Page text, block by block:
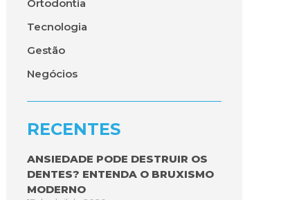
Ortodontia
Tecnologia
Gestão
Negócios
RECENTES
ANSIEDADE PODE DESTRUIR OS
DENTES? ENTENDA O BRUXISMO
MODERNO